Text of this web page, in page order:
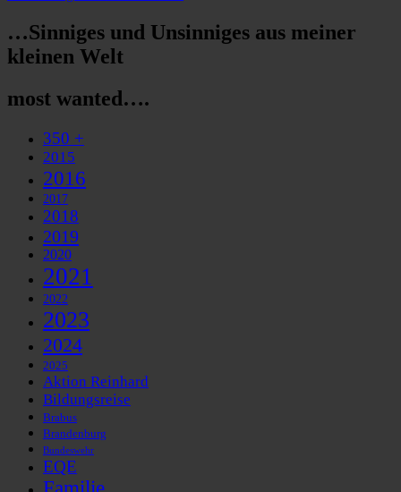
…Sinniges und Unsinniges aus meiner
kleinen Welt
most wanted….
350 +
2015
2016
2017
2018
2019
2020
2021
2022
2023
2024
2025
Aktion Reinhard
Bildungsreise
Brabus
Brandenburg
Bundeswehr
EQE